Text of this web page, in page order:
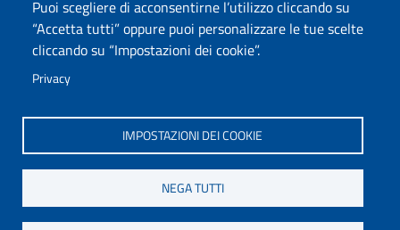
Puoi scegliere di acconsentirne l’utilizzo cliccando su
“Accetta tutti” oppure puoi personalizzare le tue scelte
cliccando su “Impostazioni dei cookie”.
Privacy
IMPOSTAZIONI DEI COOKIE
NEGA TUTTI
Dipartimento di Scienze chimiche, fisiche, matematiche e
naturali
Via Vienna 2, 07100 Sassari
Tel./Fax: +39 079 229535/+39 079 228625
www.uniss.it